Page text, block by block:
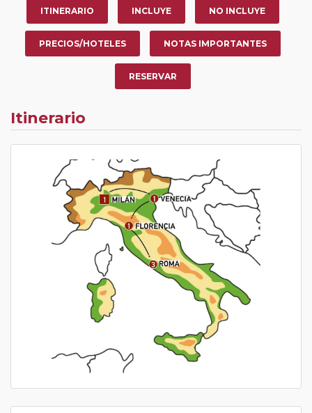
ITINERARIO INCLUYE NO INCLUYE
PRECIOS/HOTELES NOTAS IMPORTANTES
RESERVAR
Itinerario